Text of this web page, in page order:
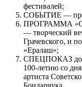
фестивалей;
СОБЫТИЕ —
ПРОГРАММА «От
— творческий
Грачевского, и
«Ералаш»;
СПЕЦПОКАЗ
100-летию со
артиста
Бондарчука.